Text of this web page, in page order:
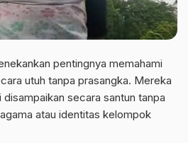
pentingnya memahami
utuh tanpa prasangka. Mereka
secara santun tanpa
atau identitas kelompok